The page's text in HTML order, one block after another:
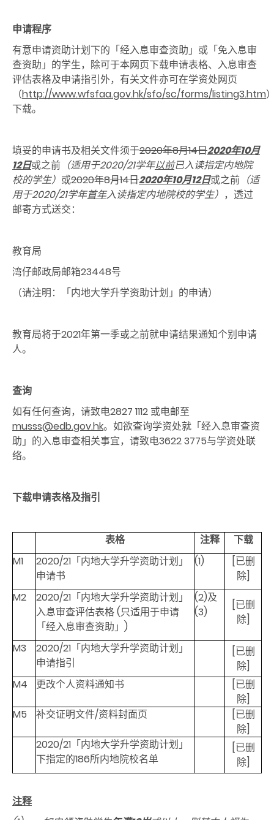
申请程序
有意申请资助计划下的「经入息审查资助」或「免入息审
查资助」的学生，除可于本网页下载申请表格、入息审查
评估表格及申请指引外，有关文件亦可在学资处网页
（http://www.wfsfaa.gov.hk/sfo/sc/forms/listing3.htm
下载。
填妥的申请书及相关文件须于2020年8月14日2020年10月
12日或之前 （适用于2020/21学年以前已入读指定内地院
校的学生） 或2020年8月14日2020年10月12日或之前 （适
用于2020/21学年首年入读指定内地院校的学生） ，透过
邮寄方式送交：
教育局
湾仔邮政局邮箱23448号
（请注明：「内地大学升学资助计划」的申请）
教育局将于2021年第一季或之前就申请结果通知个别申请
人。
查询
如有任何查询，请致电2827 1112 或电邮至
musss@edb.gov.hk。如欲查询学资处就「经入息审查资
助」的入息审查相关事宜，请致电3622 3775与学资处联
络。
下载申请表格及指引
表格 注释
下载
M1
2020/21「内地大学升学资助计划」
申请书
(1)
[已删
除]
M2
2020/21「内地大学升学资助计划」
入息审查评估表格 (只适用于申请
「经入息审查资助」)
(2)及
(3)
[已删
除]
M3
2020/21「内地大学升学资助计划」
申请指引
[已删
除]
M4
更改个人资料通知书
[已删
除]
M5
补交证明文件/资料封面页
[已删
除]
2020/21「内地大学升学资助计划」
下指定的186所内地院校名单
[已删
除]
注释